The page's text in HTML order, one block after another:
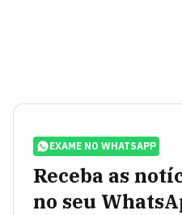
EXAME NO WHATSAPP
Receba as
no seu